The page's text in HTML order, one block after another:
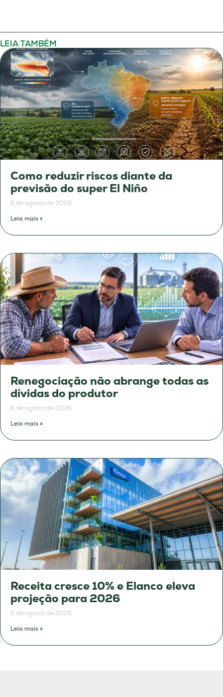
LEIA TAMBÉM
Como reduzir riscos diante da
previsão do super El Niño
6 de agosto de 2026
Leia mais »
Renegociação não abrange todas as
dívidas do produtor
6 de agosto de 2026
Leia mais »
Receita cresce 10% e Elanco eleva
projeção para 2026
6 de agosto de 2026
Leia mais »